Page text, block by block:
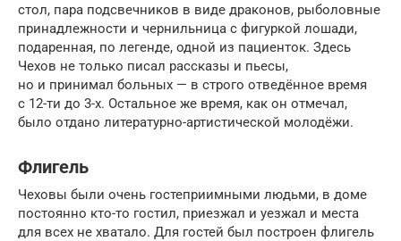
стол, пара подсвечников в виде драконов, рыболовные
принадлежности и чернильница с фигуркой лошади,
подаренная, по легенде, одной из пациенток. Здесь
Чехов не только писал рассказы и пьесы,
но и принимал больных — в строго отведённое время
с 12-ти до 3-х. Остальное же время, как он отмечал,
было отдано литературно-артистической молодёжи.
Флигель
Чеховы были очень гостеприимными людьми, в доме
постоянно кто-то гостил, приезжал и уезжал и места
для всех не хватало. Для гостей был построен флигель